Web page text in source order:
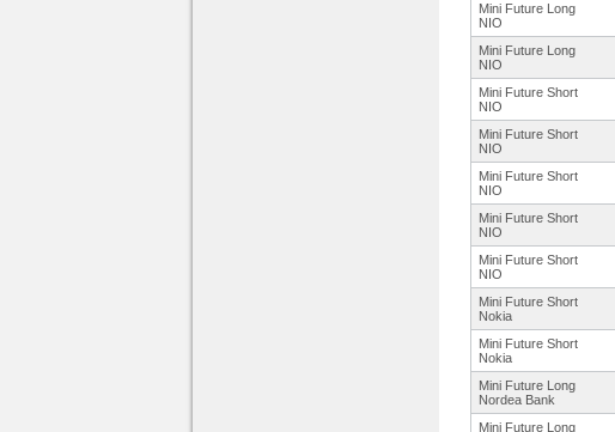
Mini Future Long
NIO
Mini Future Long
NIO
Mini Future Short
NIO
Mini Future Short
NIO
Mini Future Short
NIO
Mini Future Short
NIO
Mini Future Short
NIO
Mini Future Short
Nokia
Mini Future Short
Nokia
Mini Future Long
Nordea Bank
Mini Future Long